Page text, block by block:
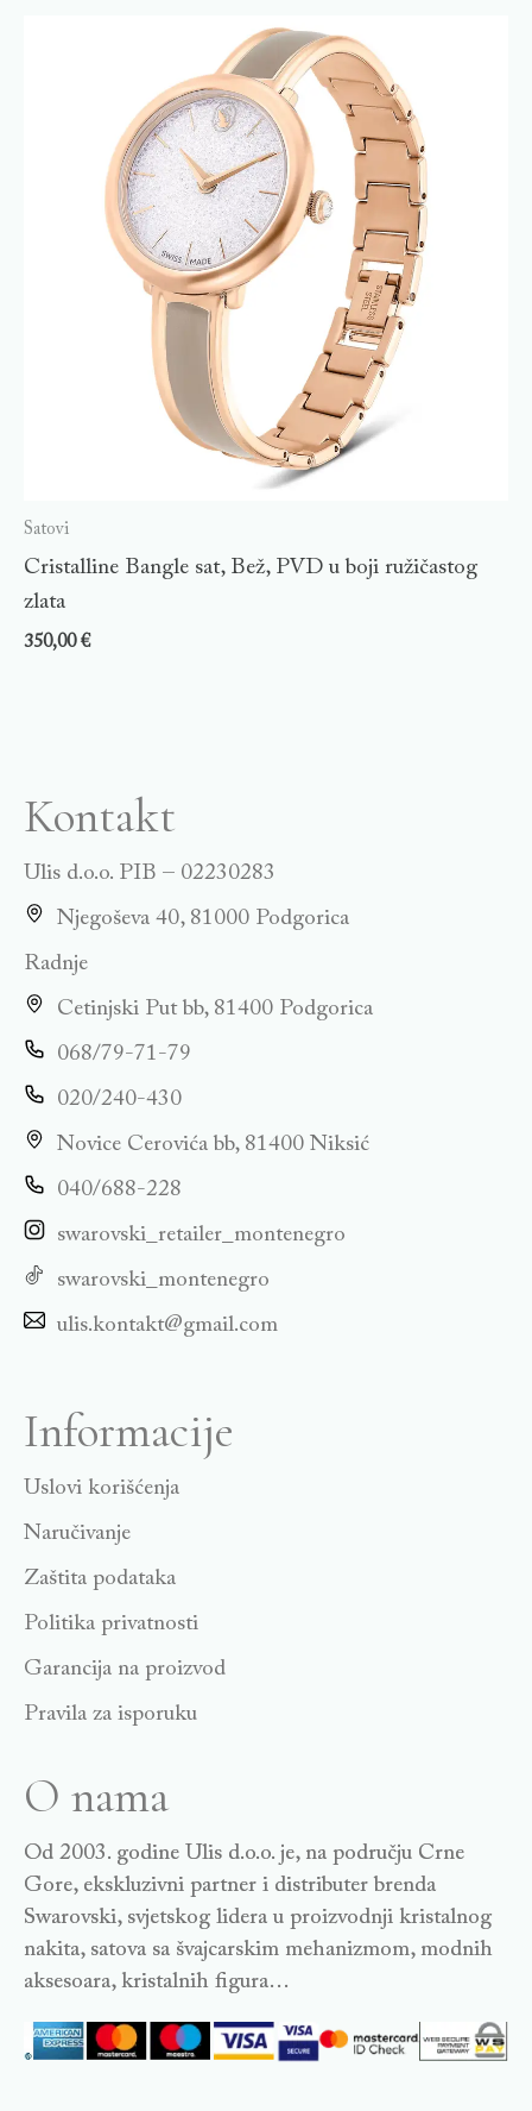
Satovi
Cristalline Bangle sat, Bež, PVD u boji ružičastog
zlata
350,00€
Kontakt
Ulis d.o.o. PIB – 02230283
Njegoševa 40, 81000 Podgorica
Radnje
Cetinjski Put bb, 81400 Podgorica
068/79-71-79
020/240-430
Novice Cerovića bb, 81400 Niksić
040/688-228
swarovski_retailer_montenegro
swarovski_montenegro
ulis.kontakt@gmail.com
Informacije
Uslovi korišćenja
Naručivanje
Zaštita podataka
Politika privatnosti
Garancija na proizvod
Pravila za isporuku
O nama
Od 2003. godine Ulis d.o.o. je, na području Crne
Gore, ekskluzivni partner i distributer brenda
Swarovski, svjetskog lidera u proizvodnji kristalnog
nakita, satova sa švajcarskim mehanizmom, modnih
aksesoara, kristalnih figura…